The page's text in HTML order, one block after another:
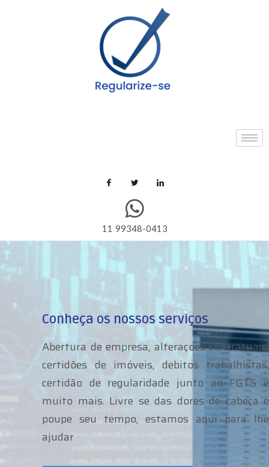
11 99348-0413
Conheça os nossos serviços
Abertura de empresa, alteraçoes contratuais,
certidões de imóveis, debitos trabalhistas,
certidão de regularidade junto ao FGTS e
muito mais. Livre se das dores de cabeça e
poupe seu tempo, estamos aqui para lhe
ajudar